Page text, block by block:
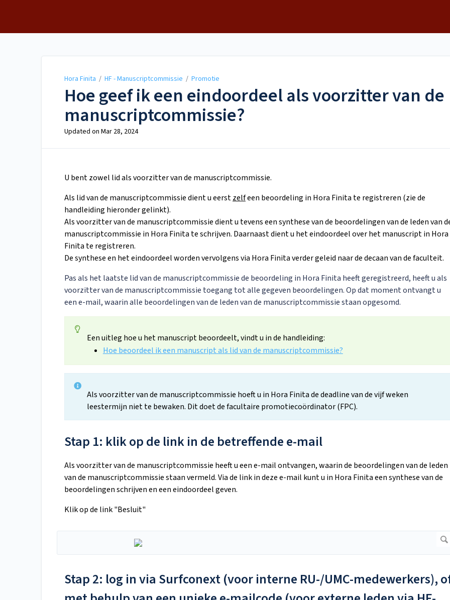
Hora Finita / HF - Manuscriptcommissie / Promotie
Hoe geef ik een eindoordeel als voorzitter van de
manuscriptcommissie?
Updated on Mar 28, 2024
U bent zowel lid als voorzitter van de manuscriptcommissie.
Als lid van de manuscriptcommissie dient u eerstzelfeen beoordeling in Hora Finita te registreren (zie de
handleiding hieronder gelinkt).
Als voorzitter van de manuscriptcommissie dient u tevens een synthese van de beoordelingen van de leden van
manuscriptcommissie in Hora Finita te schrijven. Daarnaast dient u het eindoordeel over het manuscript in Hora
Finita te registreren.
De synthese en het eindoordeel worden vervolgens via Hora Finita verder geleid naar de decaan van de faculteit.
Pas als het laatste lid van de manuscriptcommissie de beoordeling in Hora Finita heeft geregistreerd, heeft u als
voorzitter van de manuscriptcommissie toegang tot alle gegeven beoordelingen. Op dat moment ontvangt u
een e-mail, waarin alle beoordelingen van de leden van de manuscriptcommissie staan opgesomd.
Een uitleg hoe u het manuscript beoordeelt, vindt u in de handleiding:
Hoe beoordeel ik een manuscript als lid van de manuscriptcommissie?
Als voorzitter van de manuscriptcommissie hoeft u in Hora Finita de deadline van de vijf weken
leestermijn niet te bewaken. Dit doet de facultaire promotiecoördinator (FPC).
Stap 1: klik op de link in de betreffende e-mail
Als voorzitter van de manuscriptcommissie heeft u een e-mail ontvangen, waarin de beoordelingen van de leden
van de manuscriptcommissie staan vermeld. Via de link in deze e-mail kunt u in Hora Finita een synthese van de
beoordelingen schrijven en een eindoordeel geven.
Klik op de link "Besluit"
Stap 2: log in via Surfconext (voor interne RU-/UMC-medewerkers),